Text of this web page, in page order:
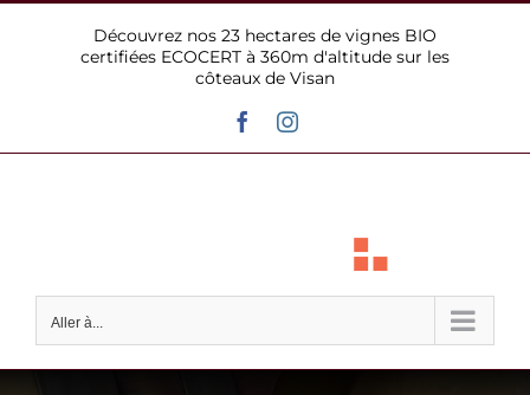
Découvrez nos 23 hectares de vignes BIO
certifiées ECOCERT à 360m d'altitude sur les
côteaux de Visan
FacebookInstagram
Aller à...